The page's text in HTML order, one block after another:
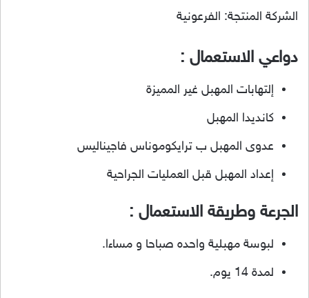
الشركة المنتجة: الفرعونية
دواعي الاستعمال :
إلتهابات المهبل غير المميزة
كانديدا المهبل
عدوى المهبل ب ترايكوموناس فاجيناليس
إعداد المهبل قبل العمليات الجراحية
الجرعة وطريقة الاستعمال :
لبوسة مهبلية واحده صباحا و مساءا.
لمدة 14 يوم.